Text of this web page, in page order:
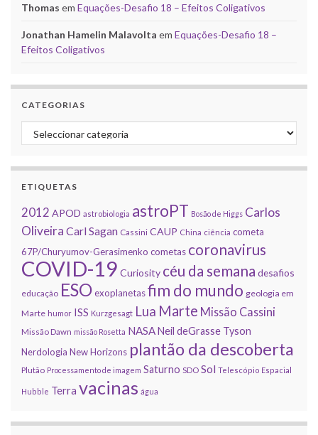
Thomas em Equações-Desafio 18 – Efeitos Coligativos
Jonathan Hamelin Malavolta em Equações-Desafio 18 –
Efeitos Coligativos
CATEGORIAS
Categorias
ETIQUETAS
2012 APOD astrobiologia astroPT Bosão de Higgs Carlos
Oliveira Carl Sagan Cassini CAUP China ciência cometa
67P/Churyumov-Gerasimenko cometas coronavirus
COVID-19 Curiosity céu da semana desafios
educação ESOexoplanetasfim do mundo geologia em
Marte humor ISS Kurzgesagt Lua Marte Missão Cassini
Missão Dawn missão Rosetta NASANeil deGrasse Tyson
Nerdologia New Horizons plantão da descoberta
Plutão Processamento de imagem Saturno SDO Sol Telescópio Espacial
Hubble Terra vacinas água